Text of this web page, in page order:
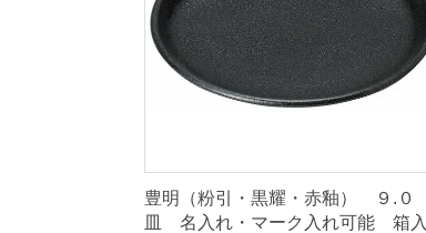
豊明（粉引・黒耀・赤釉） ９.０
皿 名入れ・マーク入れ可能 箱入